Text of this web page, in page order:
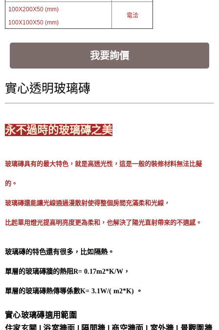
100X200X50 (mm)
100X100X50 (mm)
電洽
我要詢價
實心透明玻璃磚
永不過時的玻璃磚之美
玻璃磚具有的最大特色，就是高透光性，這是一般的裝修材料無法比擬
的。
玻璃磚還能讓光線通過漫散射使得整個房間充滿柔和光線，
比起單用燈光提高明亮度更為柔和，也解決了陽光直射帶來的不適感。
玻璃磚的特色還有很多，比如隔熱。
單層的玻璃磚牆的熱阻R= 0.17m2*K/W，
單層的玻璃磚熱傳導係數K= 3.1W/( m2*K) 。
實心玻璃磚適用範圍
住家玄關 | 浴室牆面 | 隔間牆 | 商空牆面 | 室外牆 | 景觀圍牆